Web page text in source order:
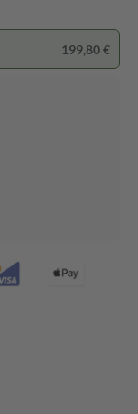
199,80 €